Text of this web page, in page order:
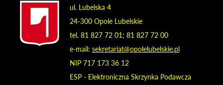
ul. Lubelska 4
24-300 Opole Lubelskie
tel. 81 827 72 01; 81 827 72 00
e-mail: sekretariat@opolelubelskie.pl
NIP 717 173 36 12
ESP - Elektroniczna Skrzynka Podawcza